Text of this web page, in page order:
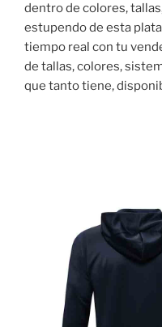
dentro de colores,
estupendo de esta
tiempo real con tu
de tallas, colores,
que tanto tiene,